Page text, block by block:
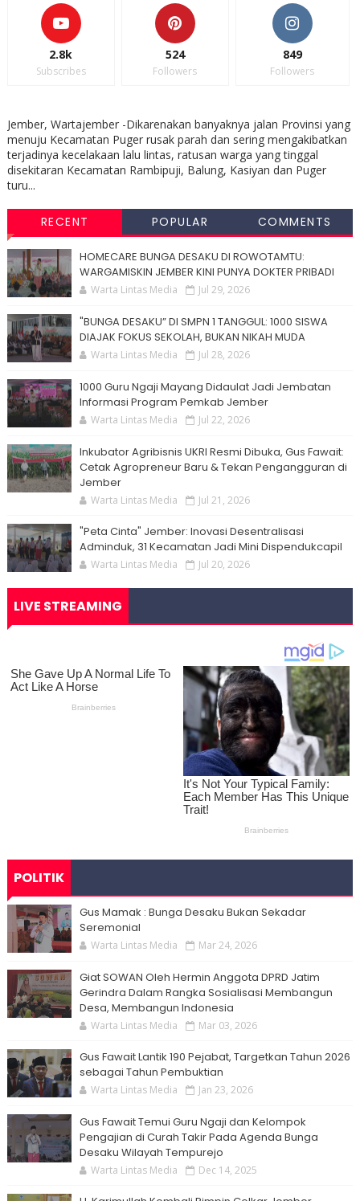
2.8k
Subscribes
524
Followers
849
Followers
Jember, Wartajember -Dikarenakan banyaknya jalan Provinsi yang
menuju Kecamatan Puger rusak parah dan sering mengakibatkan
terjadinya kecelakaan lalu lintas, ratusan warga yang tinggal
disekitaran Kecamatan Rambipuji, Balung, Kasiyan dan Puger
turu...
RECENT POPULAR COMMENTS
HOMECARE BUNGA DESAKU DI ROWOTAMTU:
WARGAMISKIN JEMBER KINI PUNYA DOKTER PRIBADI
Warta Lintas Media Jul 29, 2026
"BUNGA DESAKU” DI SMPN 1 TANGGUL: 1000 SISWA
DIAJAK FOKUS SEKOLAH, BUKAN NIKAH MUDA
Warta Lintas Media Jul 28, 2026
1000 Guru Ngaji Mayang Didaulat Jadi Jembatan
Informasi Program Pemkab Jember
Warta Lintas Media Jul 22, 2026
Inkubator Agribisnis UKRI Resmi Dibuka, Gus Fawait:
Cetak Agropreneur Baru & Tekan Pengangguran di
Jember
Warta Lintas Media Jul 21, 2026
"Peta Cinta" Jember: Inovasi Desentralisasi
Adminduk, 31 Kecamatan Jadi Mini Dispendukcapil
Warta Lintas Media Jul 20, 2026
LIVE STREAMING
POLITIK
Gus Mamak : Bunga Desaku Bukan Sekadar
Seremonial
Warta Lintas Media Mar 24, 2026
Giat SOWAN Oleh Hermin Anggota DPRD Jatim
Gerindra Dalam Rangka Sosialisasi Membangun
Desa, Membangun Indonesia
Warta Lintas Media Mar 03, 2026
Gus Fawait Lantik 190 Pejabat, Targetkan Tahun 2026
sebagai Tahun Pembuktian
Warta Lintas Media Jan 23, 2026
Gus Fawait Temui Guru Ngaji dan Kelompok
Pengajian di Curah Takir Pada Agenda Bunga
Desaku Wilayah Tempurejo
Warta Lintas Media Dec 14, 2025